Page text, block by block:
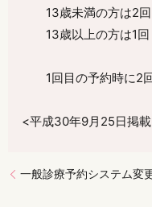
13歳未満の方は2回
13歳以上の方は1回
1回目の予約時に2回
<平成30年9月25日掲
一般診療予約システム変